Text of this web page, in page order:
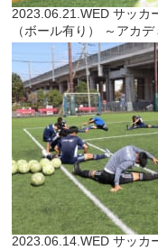
2023.06.21.WED サッカ
（ボール有り） ～アカ
2023.06.14.WED サッカ